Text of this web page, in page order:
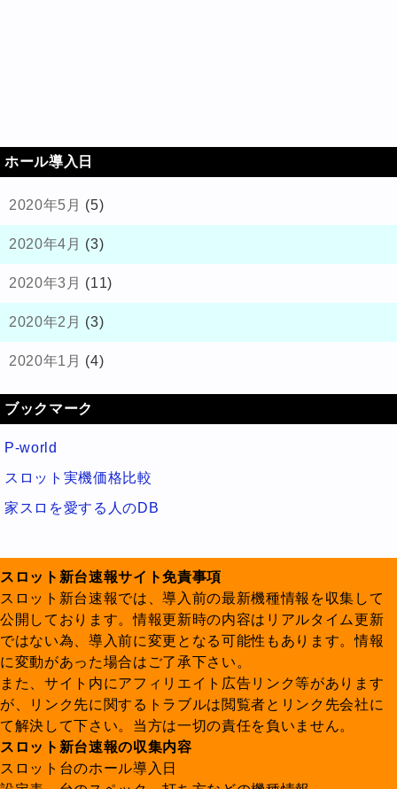
ホール導入日
2020年5月 (5)
2020年4月 (3)
2020年3月 (11)
2020年2月 (3)
2020年1月 (4)
ブックマーク
P-world
スロット実機価格比較
家スロを愛する人のDB
スロット新台速報サイト免責事項
スロット新台速報では、導入前の最新機種情報を収集して
公開しております。情報更新時の内容はリアルタイム更新
ではない為、導入前に変更となる可能性もあります。情報
に変動があった場合はご了承下さい。
また、サイト内にアフィリエイト広告リンク等があります
が、リンク先に関するトラブルは閲覧者とリンク先会社に
て解決して下さい。当方は一切の責任を負いません。
スロット新台速報の収集内容
スロット台のホール導入日